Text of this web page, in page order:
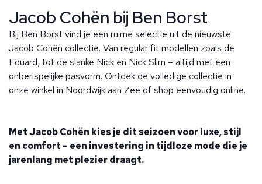
Jacob Cohën bij Ben Borst
Bij Ben Borst vind je een ruime selectie uit de nieuwste
Jacob Cohën collectie. Van regular fit modellen zoals de
Eduard, tot de slanke Nick en Nick Slim – altijd met een
onberispelijke pasvorm. Ontdek de volledige collectie in
onze winkel in Noordwijk aan Zee of shop eenvoudig online.
Met Jacob Cohën kies je dit seizoen voor luxe, stijl
en comfort – een investering in tijdloze mode die je
jarenlang met plezier draagt.